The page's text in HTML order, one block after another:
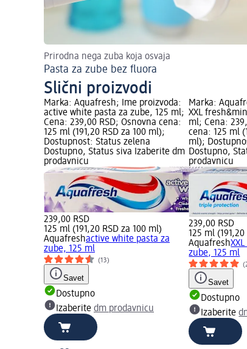
Prirodna nega zuba koja osvaja
Pasta za zube bez fluora
Slični proizvodi
Marka: Aquafresh; Ime proizvoda:
active white pasta za zube, 125 ml;
Cena: 239,00 RSD; Osnovna cena:
125 ml (191,20 RSD za 100 ml);
Dostupnost: Status zelena
Dostupno, Status siva Izaberite dm
prodavnicu
239,00 RSD
125 ml (191,20 RSD za 100 ml)
Aquafreshactive white pasta za
zube, 125 ml
(13)
Savet
Dostupno
Izaberite dm prodavnicu
Marka:
XXL
ml; Cena:
cena: 125 ml
ml);
Dostupno,
prodavnicu
239,00 RSD
125 ml
Aquafresh
zube, 125 ml
Savet
Dostupno
Izaberite